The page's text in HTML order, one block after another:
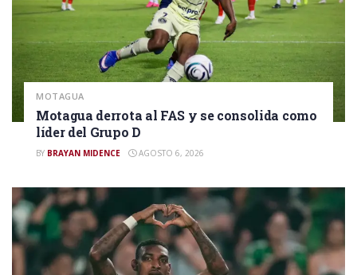
MOTAGUA
Motagua derrota al FAS y se consolida como
líder del Grupo D
BY BRAYAN MIDENCE AGOSTO 6, 2026